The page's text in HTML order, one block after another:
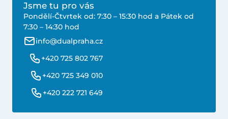
Jsme tu pro vás
Pondělí-Čtvrtek od: 7:30 – 15:30 hod a Pátek od
7:30 – 14:30 hod
info@dualpraha.cz
+420 725 802 767
+420 725 349 010
+420 222 721 649